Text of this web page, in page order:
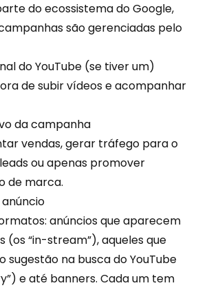
do ecossistema do Google,
são gerenciadas pelo
do YouTube (se tiver um)
de subir vídeos e acompanhar
da campanha
vendas, gerar tráfego para o
ou apenas promover
de marca.
anúncios que aparecem
(os “in-stream”), aqueles que
sugestão na busca do YouTube
e até banners. Cada um tem